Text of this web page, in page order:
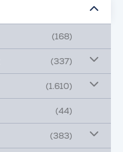
(168)
(337)
(1.610)
(44)
(383)